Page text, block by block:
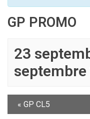
GP PROMO
23
septembre
« GP CL5